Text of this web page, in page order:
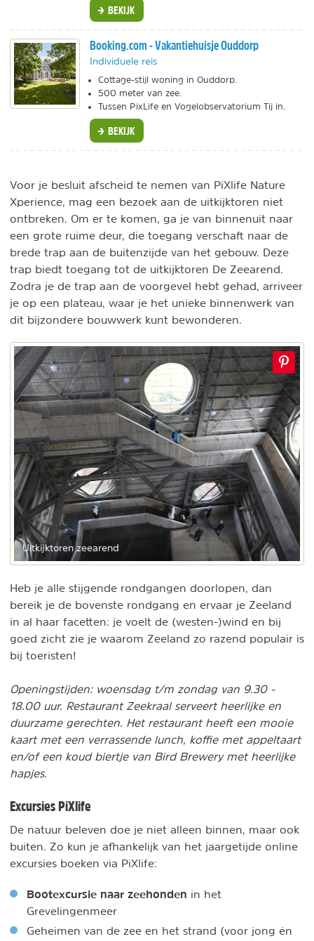
BEKIJK
Booking.com - Vakantiehuisje Ouddorp
Individuele reis
Cottage-stijl woning in Ouddorp.
500 meter van zee.
Tussen PixLife en Vogelobservatorium Tij in.
BEKIJK
Voor je besluit afscheid te nemen van PiXlife Nature
Xperience, mag een bezoek aan de uitkijktoren niet
ontbreken. Om er te komen, ga je van binnenuit naar
een grote ruime deur, die toegang verschaft naar de
brede trap aan de buitenzijde van het gebouw. Deze
trap biedt toegang tot de uitkijktoren De Zeearend.
Zodra je de trap aan de voorgevel hebt gehad, arriveer
je op een plateau, waar je het unieke binnenwerk van
dit bijzondere bouwwerk kunt bewonderen.
Uitkijktoren zeearend
Heb je alle stijgende rondgangen doorlopen, dan
bereik je de bovenste rondgang en ervaar je Zeeland
in al haar facetten: je voelt de (westen-)wind en bij
goed zicht zie je waarom Zeeland zo razend populair is
bij toeristen!
Openingstijden: woensdag t/m zondag van 9.30 -
18.00 uur. Restaurant Zeekraal serveert heerlijke en
duurzame gerechten. Het restaurant heeft een mooie
kaart met een verrassende lunch, koffie met appeltaart
en/of een koud biertje van Bird Brewery met heerlijke
hapjes.
Excursies PiXlife
De natuur beleven doe je niet alleen binnen, maar ook
buiten. Zo kun je afhankelijk van het jaargetijde online
excursies boeken via PiXlife:
Bootexcursie naar zeehonden in het
Grevelingenmeer
Geheimen van de zee en het strand (voor jong én